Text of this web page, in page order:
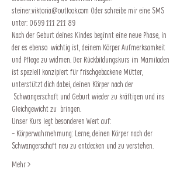
steiner.viktoria@outlook.com Oder schreibe mir eine SMS
unter: 0699 111 211 89
Nach der Geburt deines Kindes beginnt eine neue Phase, in
der es ebenso  wichtig ist, deinem Körper Aufmerksamkeit
und Pflege zu widmen. Der Rückbildungskurs im Mamiladen
ist speziell konzipiert für frischgebackene Mütter,
unterstützt dich dabei, deinen Körper nach der
Schwangerschaft und Geburt wieder zu kräftigen und ins
Gleichgewicht zu  bringen.
Unser Kurs legt besonderen Wert auf:
- Körperwahrnehmung: Lerne, deinen Körper nach der
Schwangerschaft neu zu entdecken und zu verstehen.
Mehr >